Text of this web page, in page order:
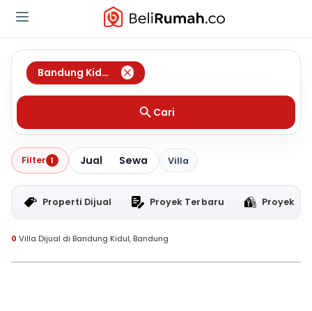
Bandung Kidul Bandung
Cari
Filter 1 Jual Sewa Villa
Properti Dijual Proyek Terbaru Proyek
0 Villa Dijual di Bandung Kidul, Bandung